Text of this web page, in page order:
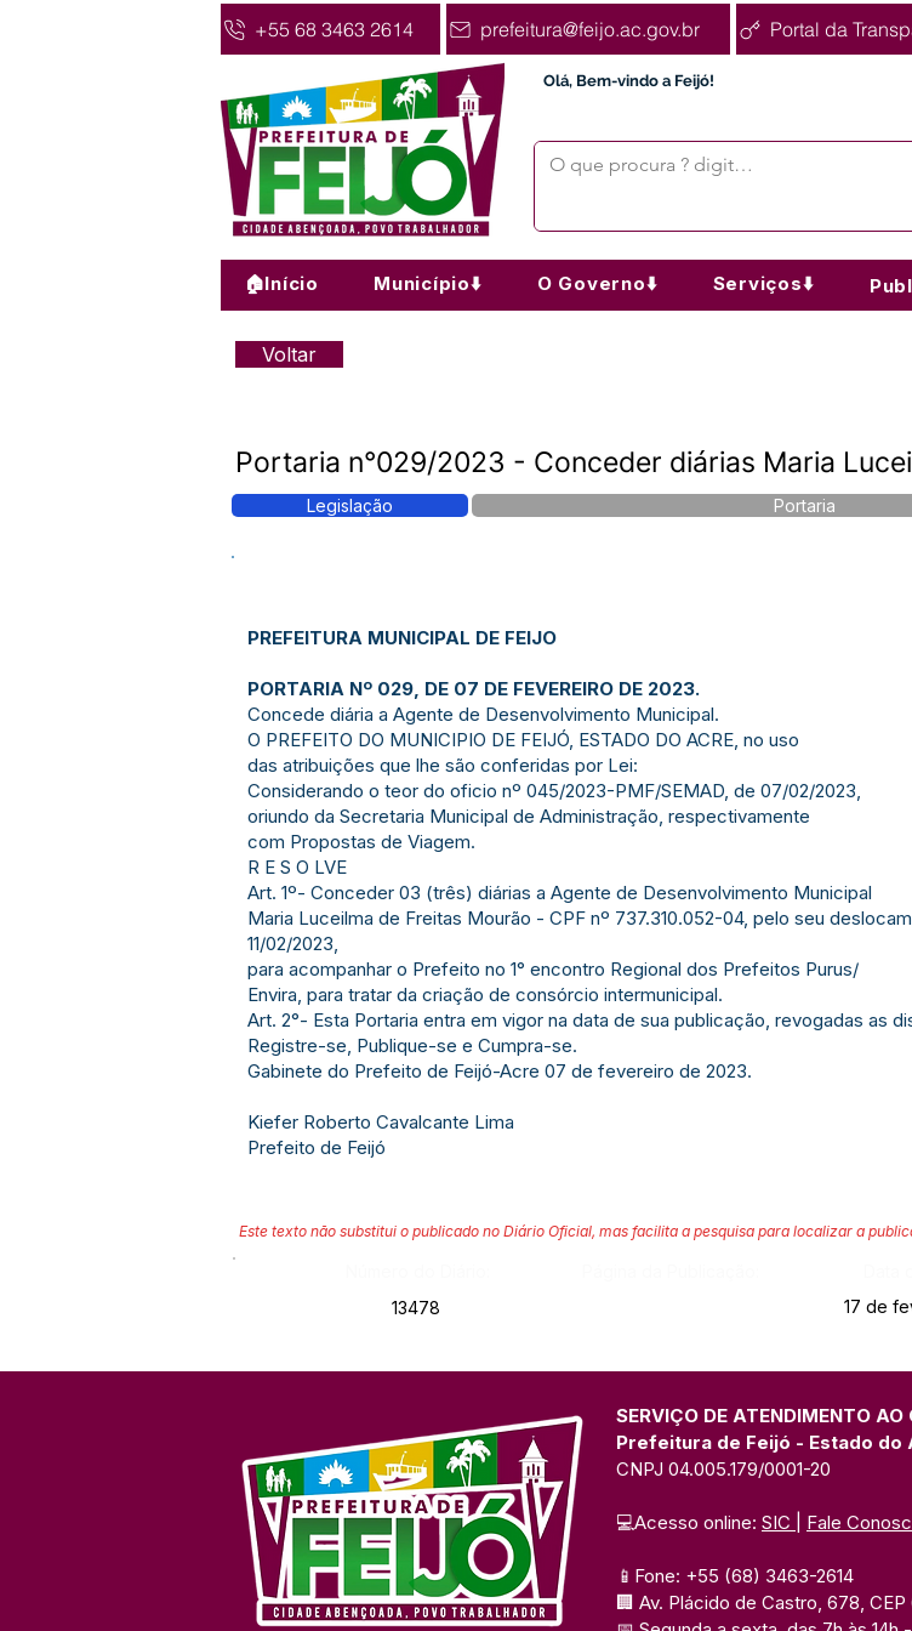
+55 68 3463 2614 prefeitura@feijo.ac.gov.br Portal da
Olá, Bem-vindo a Feijó!
🏠Início Município⬇️ O Governo⬇️ Serviços⬇️
Voltar
Portaria n°029/2023 - Conceder diárias Maria
Legislação Portaria
PREFEITURA MUNICIPAL DE FEIJO
PORTARIA Nº 029, DE 07 DE FEVEREIRO DE 2023.
Concede diária a Agente de Desenvolvimento Municipal.
O PREFEITO DO MUNICIPIO DE FEIJÓ, ESTADO DO ACRE, no uso
das atribuições que lhe são conferidas por Lei:
Considerando o teor do oficio nº 045/2023-PMF/SEMAD, de 07/02/2023,
oriundo da Secretaria Municipal de Administração, respectivamente
com Propostas de Viagem.
R E S O LVE
Art. 1º- Conceder 03 (três) diárias a Agente de Desenvolvimento Municipal
Maria Luceilma de Freitas Mourão - CPF nº 737.310.052-04, pelo seu
11/02/2023,
para acompanhar o Prefeito no 1° encontro Regional dos Prefeitos Purus/
Envira, para tratar da criação de consórcio intermunicipal.
Art. 2°- Esta Portaria entra em vigor na data de sua publicação, revogadas as
Registre-se, Publique-se e Cumpra-se.
Gabinete do Prefeito de Feijó-Acre 07 de fevereiro de 2023.
Kiefer Roberto Cavalcante Lima
Prefeito de Feijó
Este texto não substitui o publicado no Diário Oficial, mas facilita a pesquisa para localizar a
13478
17 de
SERVIÇO DE ATENDIMENTO
Prefeitura de Feijó - Estado do
CNPJ 04.005.179/0001-20
💻Acesso online: SIC Fale
📱Fone: +55 (68) 3463-2614
🏢 Av. Plácido de Castro, 678,